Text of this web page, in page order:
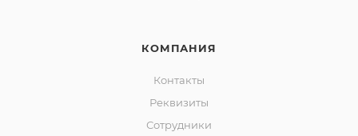
КОМПАНИЯ
Контакты
Реквизиты
Сотрудники